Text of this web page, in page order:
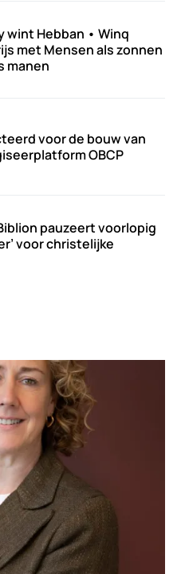
wint Hebban • Winq
met Mensen als zonnen
manen
voor de bouw van
OBCP
pauzeert voorlopig
voor christelijke